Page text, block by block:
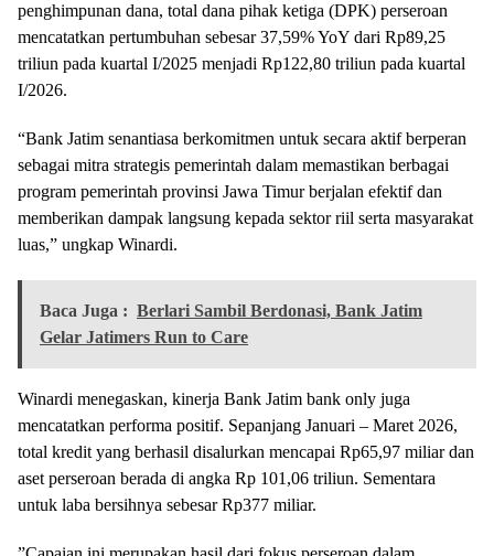
penghimpunan dana, total dana pihak ketiga (DPK) perseroan
mencatatkan pertumbuhan sebesar 37,59% YoY dari Rp89,25
triliun pada kuartal I/2025 menjadi Rp122,80 triliun pada kuartal
I/2026.
“Bank Jatim senantiasa berkomitmen untuk secara aktif berperan
sebagai mitra strategis pemerintah dalam memastikan berbagai
program pemerintah provinsi Jawa Timur berjalan efektif dan
memberikan dampak langsung kepada sektor riil serta masyarakat
luas,” ungkap Winardi.
Baca Juga : Berlari Sambil Berdonasi, Bank Jatim
Gelar Jatimers Run to Care
Winardi menegaskan, kinerja Bank Jatim bank only juga
mencatatkan performa positif. Sepanjang Januari – Maret 2026,
total kredit yang berhasil disalurkan mencapai Rp65,97 miliar dan
aset perseroan berada di angka Rp 101,06 triliun. Sementara
untuk laba bersihnya sebesar Rp377 miliar.